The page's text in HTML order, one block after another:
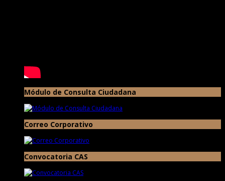
Módulo de Consulta Ciudadana
Correo Corporativo
Convocatoria CAS